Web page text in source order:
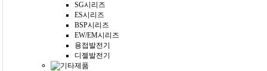
SG시리즈
ES시리즈
BSP시리즈
EW/EM시리즈
용접발전기
디젤발전기